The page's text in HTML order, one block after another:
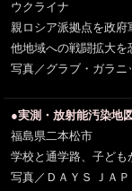
ウクライナ
親ロシア派拠点を政府
他地域への戦闘拡大を
写真／グラブ・ガラニ
●実測・放射能汚染地
福島県二本松市
学校と通学路、子ども
写真／ＤＡＹＳ ＪＡ